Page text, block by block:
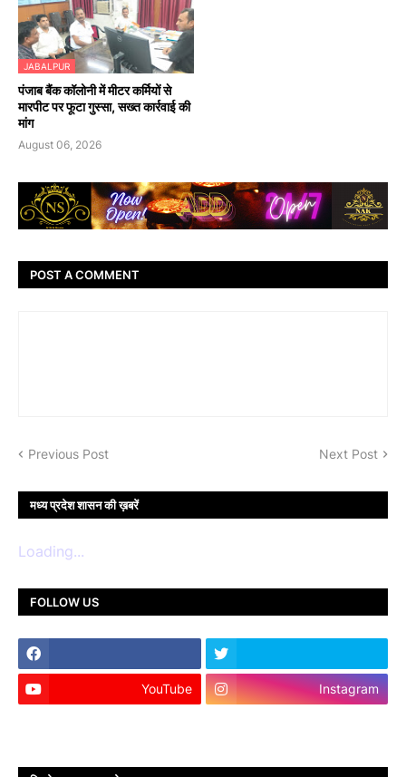
JABALPUR
पंजाब बैंक कॉलोनी में मीटर कर्मियों से
मारपीट पर फूटा गुस्सा, सख्त कार्रवाई की
मांग
August 06, 2026
POST A COMMENT
Previous Post Next Post
मध्य प्रदेश शासन की ख़बरें
Loading...
FOLLOW US
YouTube Instagram